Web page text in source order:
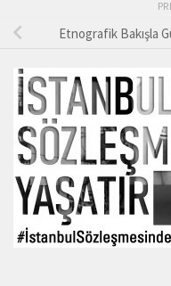
Etnografik Bakışla